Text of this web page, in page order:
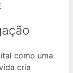
como uma
cria